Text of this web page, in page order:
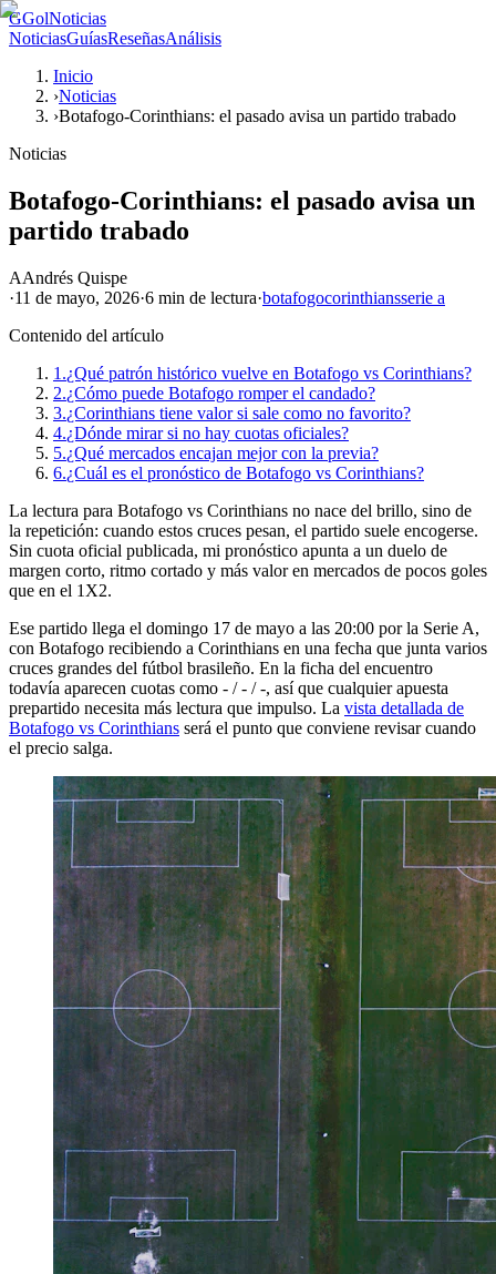
GGolNoticias
NoticiasGuíasReseñasAnálisis
Inicio
›Noticias
›Botafogo-Corinthians: el pasado avisa un partido trabado
Noticias
Botafogo-Corinthians: el pasado avisa un
partido trabado
AAndrés Quispe
·11 de mayo, 2026·6 min de lectura·botafogocorinthiansserie a
Contenido del artículo
1.¿Qué patrón histórico vuelve en Botafogo vs Corinthians?
2.¿Cómo puede Botafogo romper el candado?
3.¿Corinthians tiene valor si sale como no favorito?
4.¿Dónde mirar si no hay cuotas oficiales?
5.¿Qué mercados encajan mejor con la previa?
6.¿Cuál es el pronóstico de Botafogo vs Corinthians?
La lectura para Botafogo vs Corinthians no nace del brillo, sino de
la repetición: cuando estos cruces pesan, el partido suele encogerse.
Sin cuota oficial publicada, mi pronóstico apunta a un duelo de
margen corto, ritmo cortado y más valor en mercados de pocos goles
que en el 1X2.
Ese partido llega el domingo 17 de mayo a las 20:00 por la Serie A,
con Botafogo recibiendo a Corinthians en una fecha que junta varios
cruces grandes del fútbol brasileño. En la ficha del encuentro
todavía aparecen cuotas como - / - / -, así que cualquier apuesta
prepartido necesita más lectura que impulso. La vista detallada de
Botafogo vs Corinthians será el punto que conviene revisar cuando
el precio salga.